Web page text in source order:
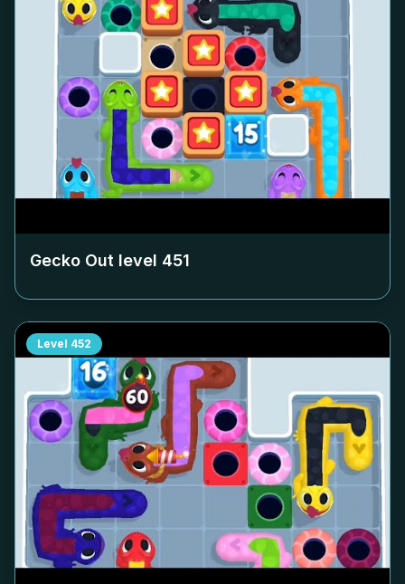
Gecko Out level 451
Level 452